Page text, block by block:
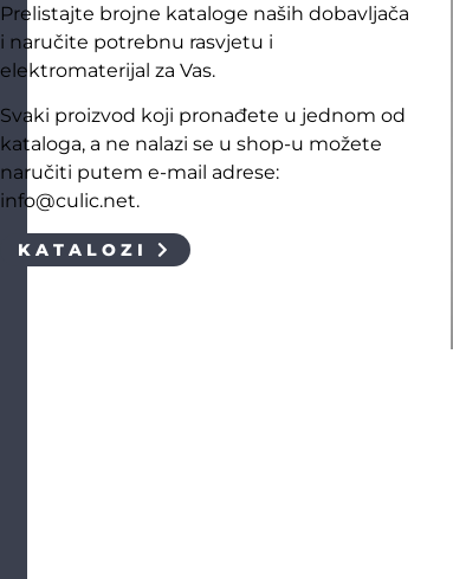
Prelistajte brojne kataloge naših dobavljača
i naručite potrebnu rasvjetu i
elektromaterijal za Vas.
Svaki proizvod koji pronađete u jednom od
kataloga, a ne nalazi se u shop-u možete
naručiti putem e-mail adrese:
info@culic.net.
KATALOZI